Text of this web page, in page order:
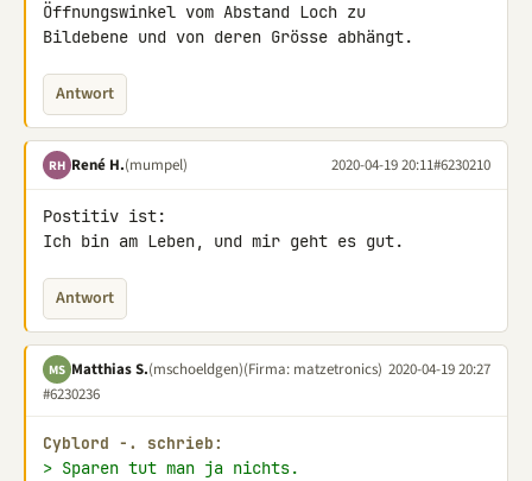
Öffnungswinkel vom Abstand Loch zu
Bildebene und von deren Grösse abhängt.
Antwort
RH René H.(mumpel) 2020-04-19 20:11#6230210
Postitiv ist:
Ich bin am Leben, und mir geht es gut.
Antwort
MS Matthias S.(mschoeldgen)(Firma: matzetronics) 2020-04-19 20:27
#6230236
Cyblord -. schrieb:
> Sparen tut man ja nichts.